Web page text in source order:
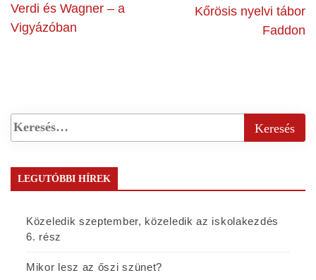
Verdi és Wagner – a
Vigyázóban
Kőrösis nyelvi tábor
Faddon
LEGUTÓBBI HÍREK
Közeledik szeptember, közeledik az iskolakezdés
6. rész
Mikor lesz az őszi szünet?